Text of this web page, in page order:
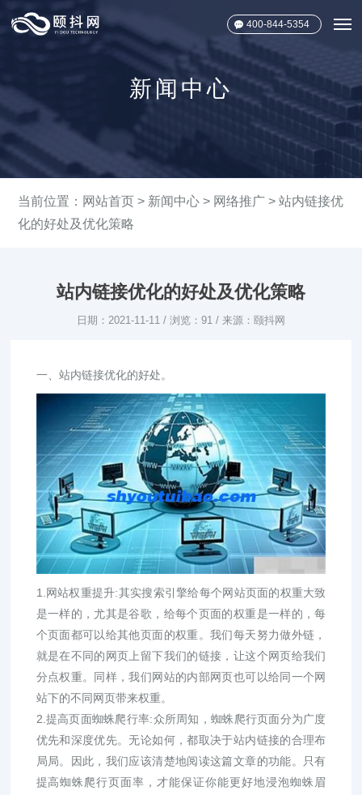
400-844-5354
新闻中心
当前位置： 网站首页 > 新闻中心 > 网络推广 > 站内链接优
化的好处及优化策略
站内链接优化的好处及优化策略
日期：2021-11-11 / 浏览：91 / 来源：颐抖网
一、站内链接优化的好处。
1.网站权重提升:其实搜索引擎给每个网站页面的权重大致
是一样的，尤其是谷歌，给每个页面的权重是一样的，每
个页面都可以给其他页面的权重。我们每天努力做外链，
就是在不同的网页上留下我们的链接，让这个网页给我们
分点权重。同样，我们网站的内部网页也可以给同一个网
站下的不同网页带来权重。
2.提高页面蜘蛛爬行率:众所周知，蜘蛛爬行页面分为广度
优先和深度优先。无论如何，都取决于站内链接的合理布
局局。因此，我们应该清楚地阅读这篇文章的功能。只有
提高蜘蛛爬行页面率，才能保证你能更好地浸泡蜘蛛眉